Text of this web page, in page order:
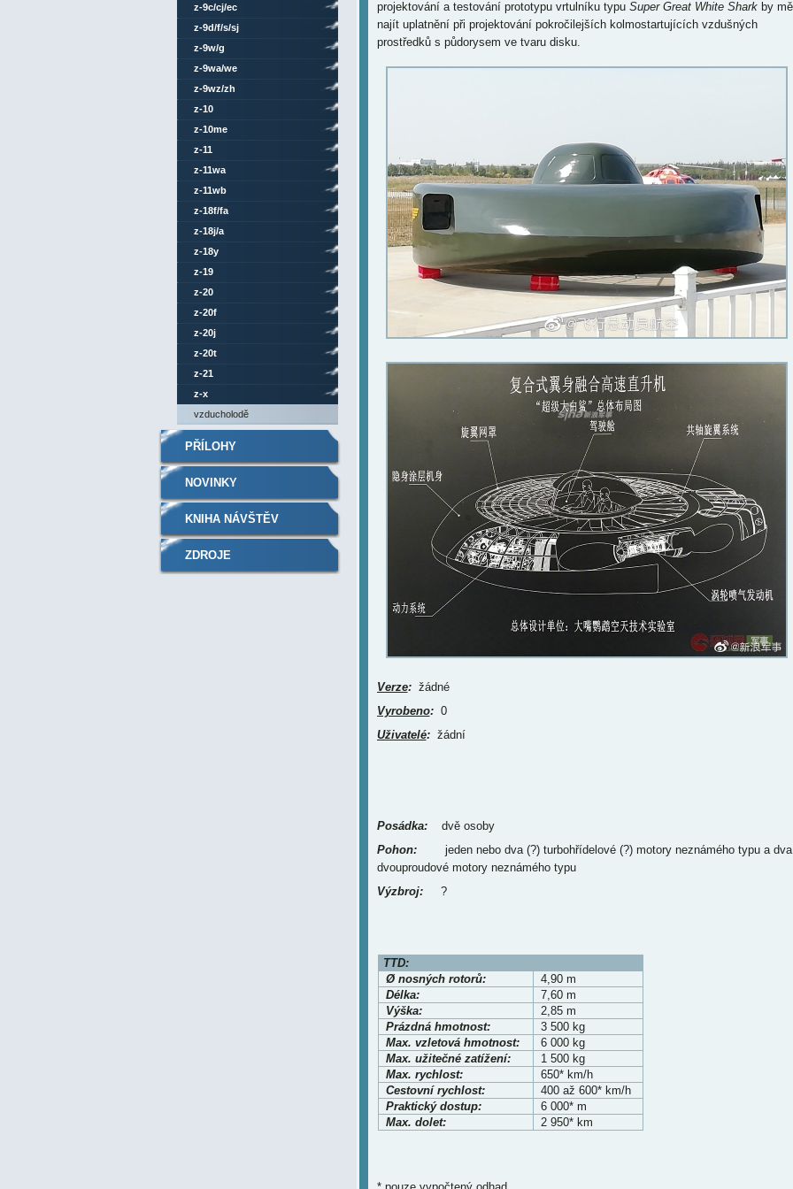
projektování a testování prototypu vrtulníku typuSuper Great White Sharkby
najít uplatnění při projektování pokročilejších kolmostartujících vzdušných
prostředků s půdorysem ve tvaru disku.
Verze:žádné
Vyrobeno:0
Uživatelé:žádní
Posádka:dvě osoby
Pohon:jeden nebo dva (?) turbohřídelové (?) motory neznámého typu a dva
dvouproudové motory neznámého typu
Výzbroj:?
TTD:
Ø nosných rotorů:
4,90 m
Délka:
7,60 m
Výška:
2,85 m
Prázdná hmotnost:
3 500 kg
Max. vzletová hmotnost:
6 000 kg
Max. užitečné zatížení:
1 500 kg
Max. rychlost:
650* km/h
Cestovní rychlost:
400 až 600* km/h
Praktický dostup:
6 000* m
Max. dolet:
2 950* km
z-9c/cj/ec
z-9d/f/s/sj
z-9w/g
z-9wa/we
z-9wz/zh
z-10
z-10me
z-11
z-11wa
z-11wb
z-18f/fa
z-18j/a
z-18y
z-19
z-20
z-20f
z-20j
z-20t
z-21
z-x
vzducholodě
PŘÍLOHY
NOVINKY
KNIHA NÁVŠTĚV
ZDROJE